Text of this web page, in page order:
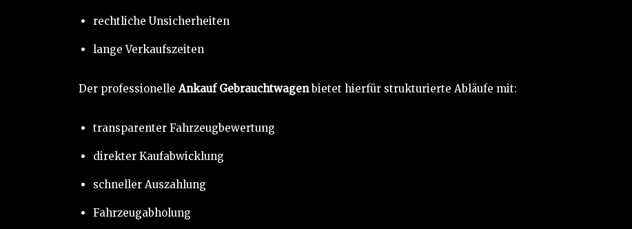
rechtliche Unsicherheiten
lange Verkaufszeiten
Der professionelleAnkauf Gebrauchtwagenbietet hierfür strukturierte Abläufe mit:
transparenter Fahrzeugbewertung
direkter Kaufabwicklung
schneller Auszahlung
Fahrzeugabholung